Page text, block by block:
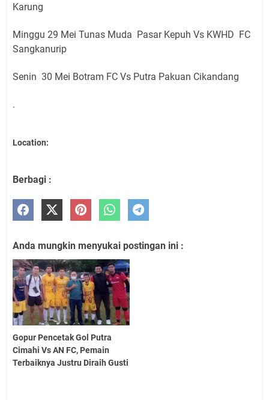
Karung
Minggu 29 Mei Tunas Muda Pasar Kepuh Vs KWHD FC
Sangkanurip
Senin 30 Mei Botram FC Vs Putra Pakuan Cikandang
.
Location:
Berbagi :
Anda mungkin menyukai postingan ini :
Gopur Pencetak Gol Putra
Cimahi Vs AN FC, Pemain
Terbaiknya Justru Diraih Gusti